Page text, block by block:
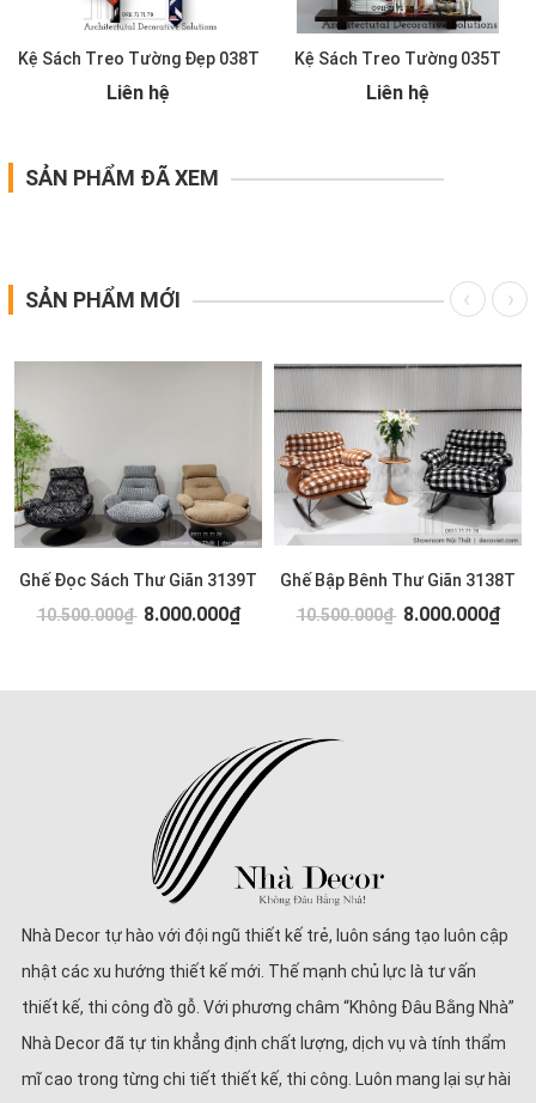
Kệ Sách Treo Tường Đẹp 038T
Liên hệ
Kệ Sách Treo Tường 035T
Liên hệ
SẢN PHẨM ĐÃ XEM
SẢN PHẨM MỚI
Ghế Đọc Sách Thư Giãn 3139T
10.500.000₫ 8.000.000₫
Ghế Bập Bênh Thư Giãn 3138T
10.500.000₫ 8.000.000₫
Nhà Decor tự hào với đội ngũ thiết kế trẻ, luôn sáng tạo luôn cập
nhật các xu hướng thiết kế mới. Thế mạnh chủ lực là tư vấn
thiết kế, thi công đồ gỗ. Với phương châm “Không Đâu Bằng Nhà”
Nhà Decor đã tự tin khẳng định chất lượng, dịch vụ và tính thẩm
mĩ cao trong từng chi tiết thiết kế, thi công. Luôn mang lại sự hài